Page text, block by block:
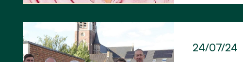
24/07/24